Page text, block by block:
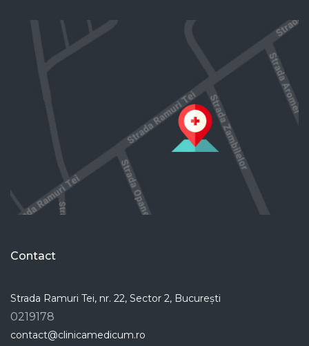
Contact
Strada Ramuri Tei, nr. 22, Sector 2, București
0219178
contact@clinicamedicum.ro